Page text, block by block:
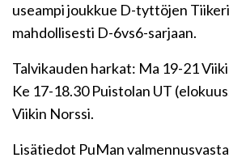
useampi joukkue D-tyttöjen
mahdollisesti D-6vs6-sarjaan.
Talvikauden harkat: Ma 19-21
Ke 17-18.30 Puistolan UT
Viikin Norssi.
Lisätiedot PuMan